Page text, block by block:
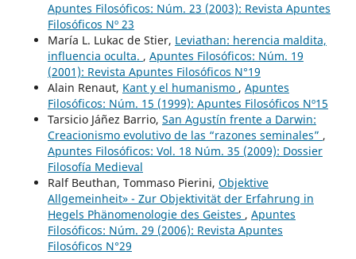
Apuntes Filosóficos: Núm. 23 (2003): Revista Apuntes
Filosóficos Nº 23
María L. Lukac de Stier, Leviathan: herencia maldita,
influencia oculta. , Apuntes Filosóficos: Núm. 19
(2001): Revista Apuntes Filosóficos N°19
Alain Renaut, Kant y el humanismo , Apuntes
Filosóficos: Núm. 15 (1999): Apuntes Filosóficos Nº15
Tarsicio Jáñez Barrio, San Agustín frente a Darwin:
Creacionismo evolutivo de las “razones seminales” ,
Apuntes Filosóficos: Vol. 18 Núm. 35 (2009): Dossier
Filosofía Medieval
Ralf Beuthan, Tommaso Pierini, Objektive
Allgemeinheit» - Zur Objektivität der Erfahrung in
Hegels Phänomenologie des Geistes , Apuntes
Filosóficos: Núm. 29 (2006): Revista Apuntes
Filosóficos N°29